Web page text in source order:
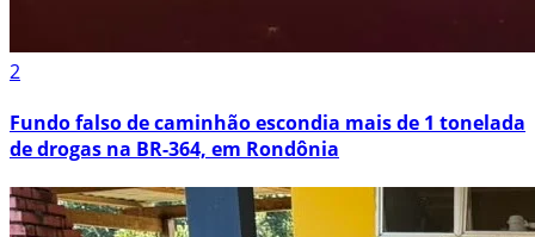
2
Fundo falso de caminhão escondia mais de 1 tonelada
de drogas na BR-364, em Rondônia